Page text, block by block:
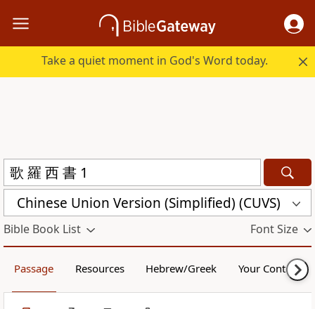
Take a quiet moment in God's Word today.
Chinese Union Version (Simplified) (CUVS)
Bible Book List Font Size
Passage Resources Hebrew/Greek Your Content